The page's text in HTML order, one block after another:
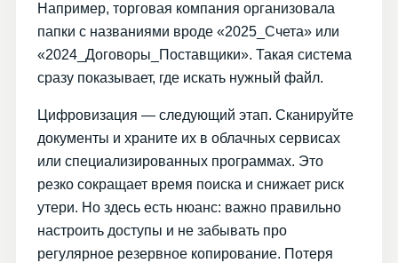
Например, торговая компания организовала
папки с названиями вроде «2025_Счета» или
«2024_Договоры_Поставщики». Такая система
сразу показывает, где искать нужный файл.
Цифровизация — следующий этап. Сканируйте
документы и храните их в облачных сервисах
или специализированных программах. Это
резко сокращает время поиска и снижает риск
утери. Но здесь есть нюанс: важно правильно
настроить доступы и не забывать про
регулярное резервное копирование. Потеря